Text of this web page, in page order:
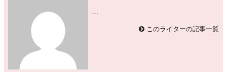
...
このライターの記事一覧